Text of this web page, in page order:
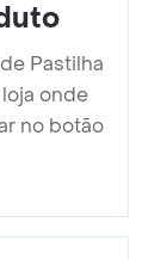
Pastilha
onde
no botão